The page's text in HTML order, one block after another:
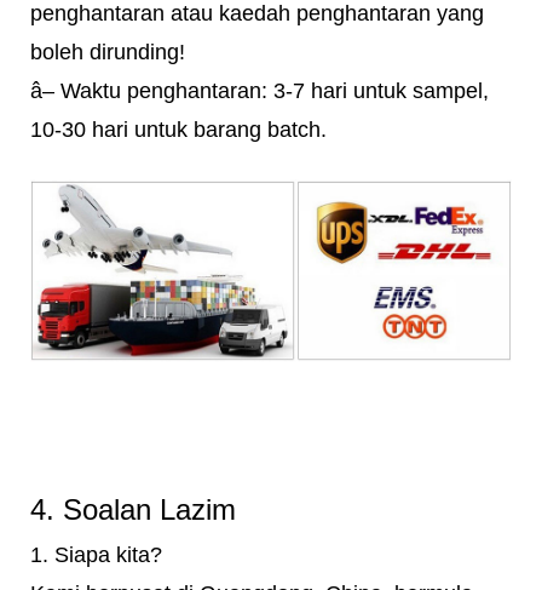
penghantaran atau kaedah penghantaran yang
boleh dirunding!
â– Waktu penghantaran: 3-7 hari untuk sampel,
10-30 hari untuk barang batch.
4. Soalan Lazim
1. Siapa kita?